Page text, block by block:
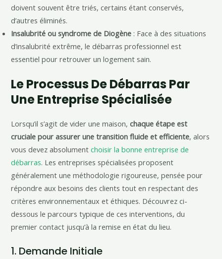
doivent souvent être triés, certains étant conservés,
d’autres éliminés.
Insalubrité ou syndrome de Diogène: Face à des situations
d’insalubrité extrême, le débarras professionnel est
essentiel pour retrouver un logement sain.
Le Processus De Débarras Par
Une Entreprise Spécialisée
Lorsqu’il s’agit de vider une maison, chaque étape est
cruciale pour assurer une transition fluide et efficiente, alors
vous devez absolument choisir la bonne entreprise de
débarras. Les entreprises spécialisées proposent
généralement une méthodologie rigoureuse, pensée pour
répondre aux besoins des clients tout en respectant des
critères environnementaux et éthiques. Découvrez ci-
dessous le parcours typique de ces interventions, du
premier contact jusqu’à la remise en état du lieu.
1. Demande Initiale